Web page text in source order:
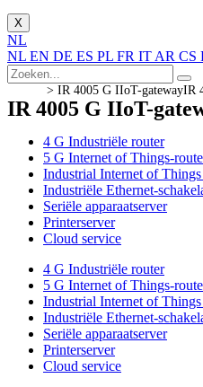
X
NL
NL EN DE ES PL FR IT AR CS
> IR 4005 G IIoT-gatewayIR
IR 4005 G IIoT-
4 G Industriële router
5 G Internet of Things-
Industrial Internet of
Industriële Ethernet-
Seriële apparaatserver
Printerserver
Cloud service
4 G Industriële router
5 G Internet of Things-
Industrial Internet of
Industriële Ethernet-
Seriële apparaatserver
Printerserver
Cloud service